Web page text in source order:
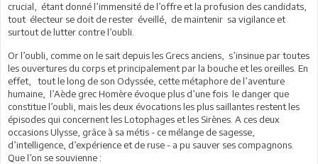
crucial, étant donné l’immensité de l’offre et la profusion des candidats,
tout électeur se doit de rester éveillé, de maintenir sa vigilance et
surtout de lutter contre l’oubli.
Or l’oubli, comme on le sait depuis les Grecs anciens, s’insinue par toutes
les ouvertures du corps et principalement par la bouche et les oreilles. En
effet, tout le long de son Odyssée, cette métaphore de l’aventure
humaine, l’Aède grec Homère évoque plus d’une fois le danger que
constitue l’oubli, mais les deux évocations les plus saillantes restent les
épisodes qui concernent les Lotophages et les Sirènes. A ces deux
occasions Ulysse, grâce à sa métis - ce mélange de sagesse,
d’intelligence, d’expérience et de ruse - a pu sauver ses compagnons.
Que l’on se souvienne :